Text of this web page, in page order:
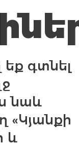
եք գտնել
նաև
«Կյանքի
և